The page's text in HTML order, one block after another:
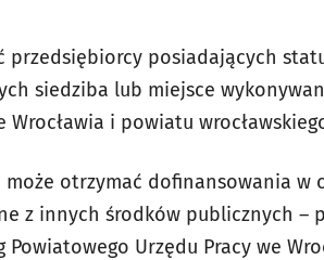
przedsiębiorcy posiadających
siedziba lub miejsce
Wrocławia i powiatu
otrzymać dofinansowania w
z innych środków publicznych –
Powiatowego Urzędu Pracy we